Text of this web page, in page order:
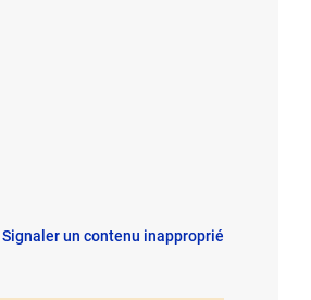
Signaler un contenu inapproprié